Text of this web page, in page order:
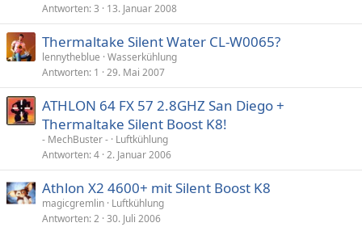
Antworten 3 13. Januar 2008
Thermaltake Silent Water CL-W0065?
lennytheblue Wasserkühlung
Antworten 1 29. Mai 2007
ATHLON 64 FX 57 2.8GHZ San Diego +
Thermaltake Silent Boost K8!
- MechBuster - Luftkühlung
Antworten 4 2. Januar 2006
Athlon X2 4600+ mit Silent Boost K8
magicgremlin Luftkühlung
Antworten 2 30. Juli 2006